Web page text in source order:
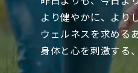
より健やかに、より
ウェルネスを求める
身体と心を刺激する